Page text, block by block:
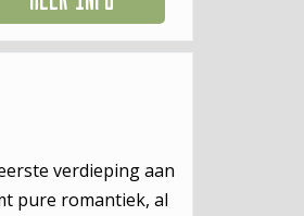
verdieping aan
pure romantiek, al